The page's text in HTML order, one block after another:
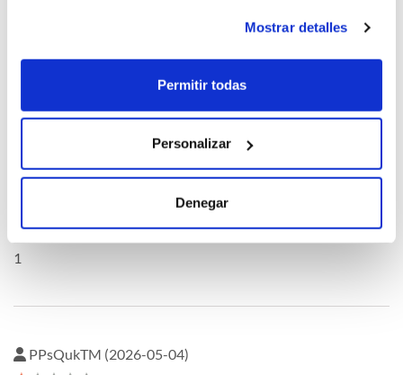
Mostrar detalles
Permitir todas
Personalizar
Denegar
oQHnWnkU (2026-05-04)
1
PPsQukTM (2026-05-04)